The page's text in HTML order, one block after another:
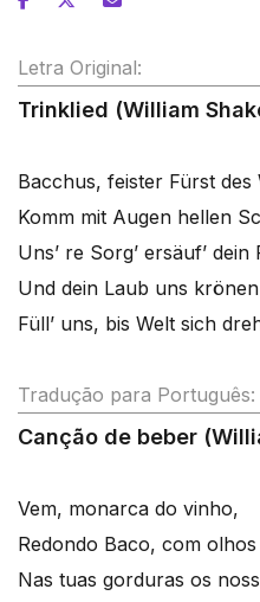
Letra Original:
Trinklied (William
Bacchus, feister Fürst des
Komm mit Augen hellen
Uns’ re Sorg’ ersäuf’ dein
Und dein Laub uns
Füll’ uns, bis Welt sich
Tradução para Português:
Canção de beber
Vem, monarca do vinho,
Redondo Baco, com
Nas tuas gorduras os